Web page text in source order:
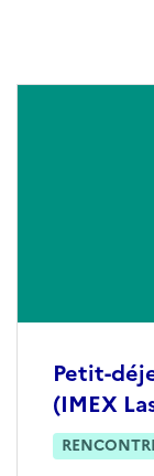
Petit-
(IMEX